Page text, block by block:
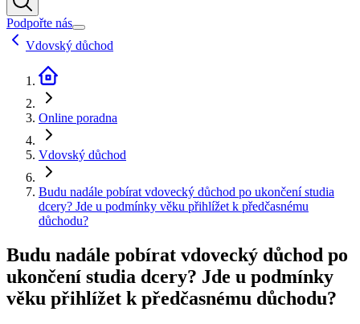
Podpořte nás
Vdovský důchod
Online poradna
Vdovský důchod
Budu nadále pobírat vdovecký důchod po ukončení studia
dcery? Jde u podmínky věku přihlížet k předčasnému
důchodu?
Budu nadále pobírat vdovecký důchod po
ukončení studia dcery? Jde u podmínky
věku přihlížet k předčasnému důchodu?